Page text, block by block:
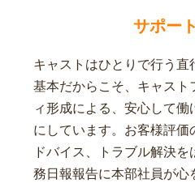
サポー
キャストはひとりで行う直
基本だからこそ、キャスト
ィ形成による、安心して働
にしています。お客様評価
ドバイス、トラブル解決
務日報報告に本部社員が心